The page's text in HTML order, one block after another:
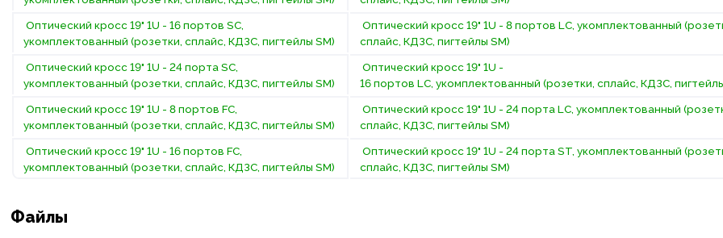
Оптический кросс 19" 1U - 16 портов SC,
укомплектованный (розетки, сплайс, КДЗС, пигтейлы SM)
Оптический кросс 19" 1U - 8 портов LC, укомплектованный
сплайс, КДЗС, пигтейлы SM)
Оптический кросс 19" 1U - 24 порта SC,
укомплектованный (розетки, сплайс, КДЗС, пигтейлы SM)
Оптический кросс 19" 1U -
16 портов LC, укомплектованный (розетки, сплайс, КДЗС,
Оптический кросс 19" 1U - 8 портов FC,
укомплектованный (розетки, сплайс, КДЗС, пигтейлы SM)
Оптический кросс 19" 1U - 24 порта LC, укомплектованный
сплайс, КДЗС, пигтейлы SM)
Оптический кросс 19" 1U - 16 портов FC,
укомплектованный (розетки, сплайс, КДЗС, пигтейлы SM)
Оптический кросс 19" 1U - 24 порта ST, укомплектованный
сплайс, КДЗС, пигтейлы SM)
Файлы